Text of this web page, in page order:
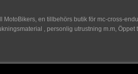
MotoBikers, en tillbehörs butik för mc-cross-
, personlig utrustning m.m, Öppet